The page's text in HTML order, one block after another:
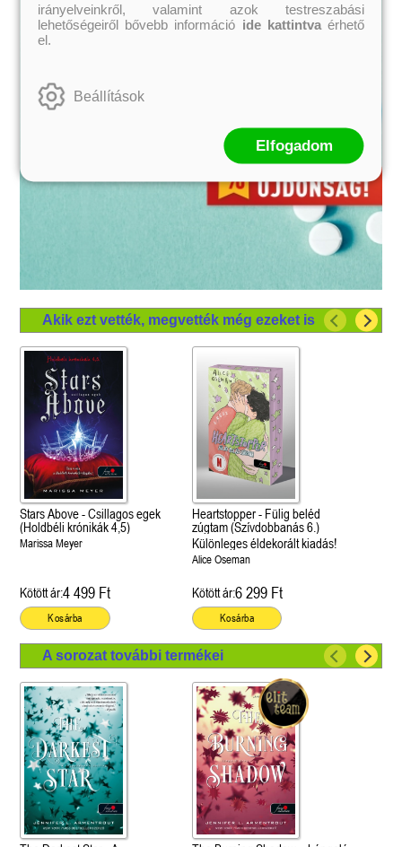
Akik ezt vették, megvették még ezeket is
Stars Above - Csillagos egek
(Holdbéli krónikák 4,5)
Marissa Meyer
Kötött ár:4 499 Ft
Kosárba
Heartstopper - Fülig beléd
zúgtam (Szívdobbanás 6.)
Különleges éldekorált kiadás!
Alice Oseman
Kötött ár:6 299 Ft
Kosárba
A sorozat további termékei
irányelveinkről, valamint azok testreszabási
lehetőségeiről bővebb információ ide kattintvaérhető
el.
Beállítások
Elfogadom